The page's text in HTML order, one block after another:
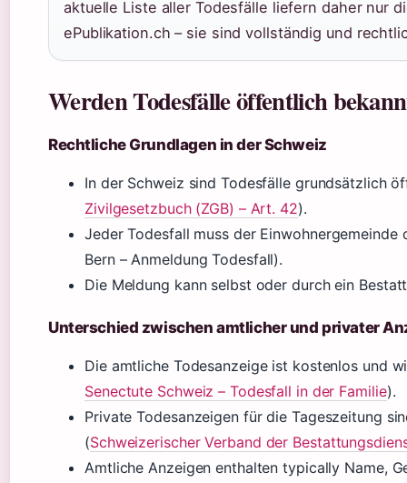
aktuelle Liste aller Todesfälle liefern daher nur
ePublikation.ch – sie sind vollständig und
Werden Todesfälle öffentlich
Rechtliche Grundlagen in der Schweiz
In der Schweiz sind Todesfälle grundsätzlich
Zivilgesetzbuch (ZGB) – Art. 42).
Jeder Todesfall muss der
Bern – Anmeldung Todesfall).
Die Meldung kann selbst oder durch ein
Unterschied zwischen amtlicher und privater
Die amtliche Todesanzeige ist kostenlos und
Senectute Schweiz – Todesfall in der Familie).
Private Todesanzeigen für die Tageszeitung
(Schweizerischer Verband der
Amtliche Anzeigen enthalten typically Name,